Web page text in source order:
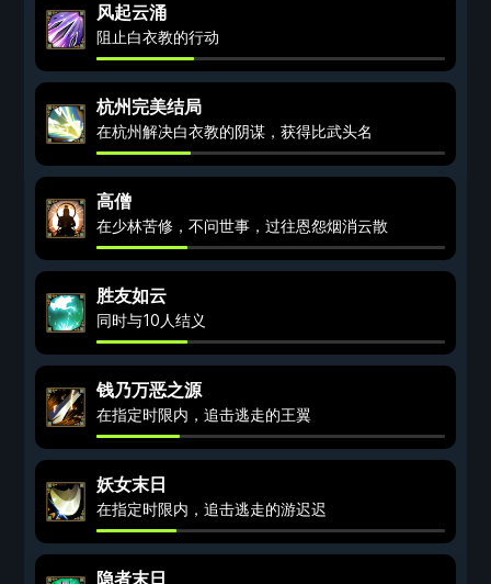
风起云涌
阻止白衣教的行动
杭州完美结局
在杭州解决白衣教的阴谋，获得比武头名
高僧
在少林苦修，不问世事，过往恩怨烟消云散
胜友如云
同时与10人结义
钱乃万恶之源
在指定时限内，追击逃走的王翼
妖女末日
在指定时限内，追击逃走的游迟迟
隐者末日